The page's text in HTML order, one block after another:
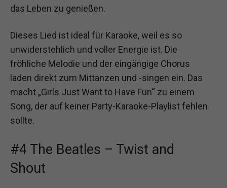
das Leben zu genießen.
Dieses Lied ist ideal für Karaoke, weil es so
unwiderstehlich und voller Energie ist. Die
fröhliche Melodie und der eingängige Chorus
laden direkt zum Mittanzen und -singen ein. Das
macht „Girls Just Want to Have Fun“ zu einem
Song, der auf keiner Party-Karaoke-Playlist fehlen
sollte.
#4 The Beatles – Twist and
Shout